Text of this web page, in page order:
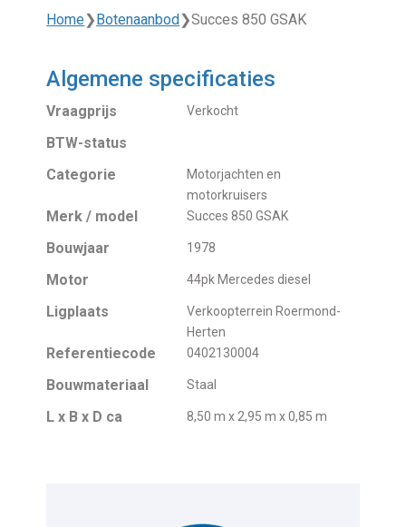
Home❯ Botenaanbod ❯Succes 850 GSAK
Algemene specificaties
Vraagprijs Verkocht
BTW-status
Categorie
Motorjachten en
motorkruisers
Merk / model Succes 850 GSAK
Bouwjaar 1978
Motor 44pk Mercedes diesel
Ligplaats
Verkoopterrein Roermond-
Herten
Referentiecode 0402130004
Bouwmateriaal Staal
L x B x D ca 8,50 m x 2,95 m x 0,85 m